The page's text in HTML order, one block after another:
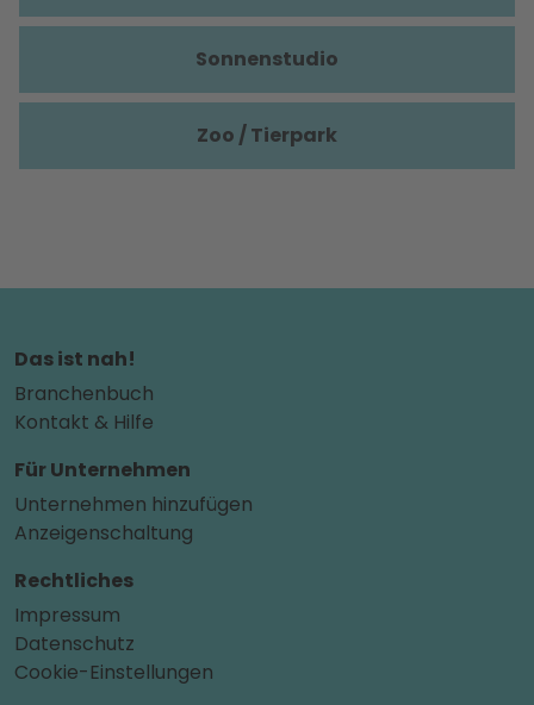
Sonnenstudio
Zoo / Tierpark
Das ist nah!
Branchenbuch
Kontakt & Hilfe
Für Unternehmen
Unternehmen hinzufügen
Anzeigenschaltung
Rechtliches
Impressum
Datenschutz
Cookie-Einstellungen